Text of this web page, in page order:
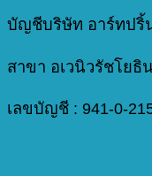
บัญชีบริษัท อาร์ทปริ้
สาขา อเวนิวรัชโยธิน
เลขบัญชี : 941-0-